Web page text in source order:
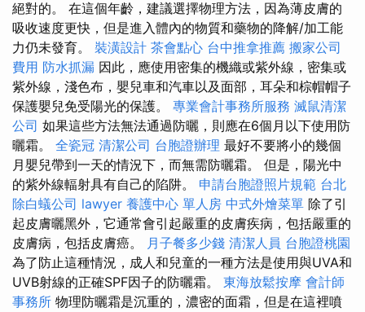
絕對的。 在這個年齡，建議選擇物理方法，因為薄皮膚的
吸收速度更快，但是進入體內的物質和藥物的降解/加工能
力仍未發育。 裝潢設計 茶會點心 台中推拿推薦 搬家公司
費用 防水抓漏 因此，應使用密集的機織或紫外線，密集或
紫外線，淺色布，嬰兒車和汽車以及面部，耳朵和棕帽帽子
保護嬰兒免受陽光的保護。 專業會計事務所服務 滅鼠清潔
公司 如果這些方法無法通過防曬，則應在6個月以下使用防
曬霜。 全瓷冠 清潔公司 台胞證辦理 最好不要將小的幾個
月嬰兒帶到一天的情況下，而無需防曬霜。 但是，陽光中
的紫外線輻射具有自己的陷阱。 申請台胞證照片規範 台北
除白蟻公司 lawyer 養護中心 單人房 中式外燴菜單 除了引
起皮膚曬黑外，它通常會引起嚴重的皮膚疾病，包括嚴重的
皮膚病，包括皮膚癌。 月子餐多少錢 清潔人員 台胞證桃園
為了防止這種情況，成人和兒童的一種方法是使用與UVA和
UVB射線的正確SPF因子的防曬霜。 東海放鬆按摩 會計師
事務所 物理防曬霜是沉重的，濃密的面霜，但是在這裡噴